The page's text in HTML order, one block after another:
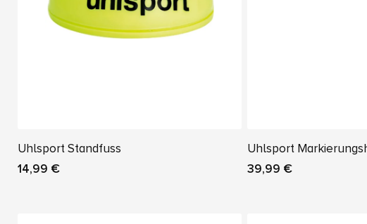
Uhlsport Standfuss
14,99 €
Uhlsport
39,99 €